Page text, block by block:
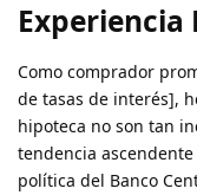
Experiencia
Como comprador
de tasas de interés],
hipoteca no son tan
tendencia
política del Banco